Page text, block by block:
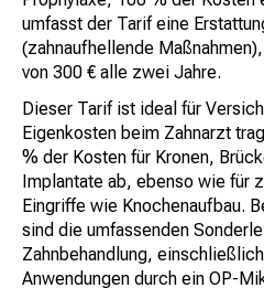
umfasst der Tarif eine
(zahnaufhellende
von 300 € alle zwei Jahre.
Dieser Tarif ist ideal für
Eigenkosten beim Zahnarzt
% der Kosten für Kronen,
Implantate ab, ebenso wie für
Eingriffe wie Knochenaufbau.
sind die umfassenden
Zahnbehandlung,
Anwendungen durch ein OP-